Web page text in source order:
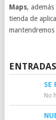
Maps,
tienda de
SE
No